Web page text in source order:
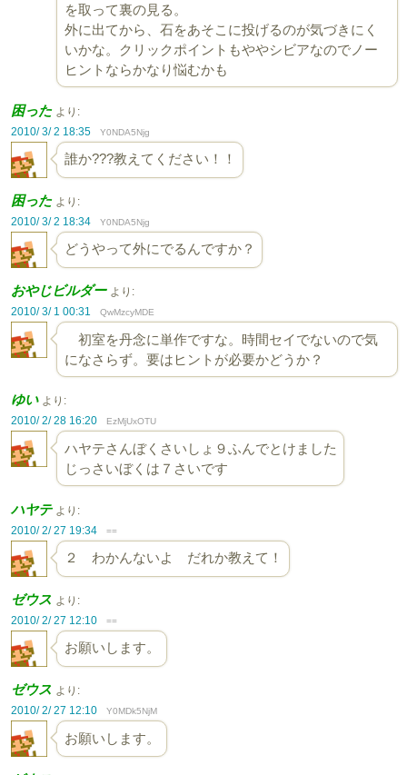
を取って裏の見る。
外に出てから、石をあそこに投げるのが気づきにく
いかな。クリックポイントもややシビアなのでノー
ヒントならかなり悩むかも
困った より:
2010/ 3/ 2 18:35
Y0NDA5Njg
誰か???教えてください！！
困った より:
2010/ 3/ 2 18:34
Y0NDA5Njg
どうやって外にでるんですか？
おやじビルダー より:
2010/ 3/ 1 00:31
QwMzcyMDE
初室を丹念に単作ですな。時間セイでないので気
になさらず。要はヒントが必要かどうか？
ゆい より:
2010/ 2/ 28 16:20
EzMjUxOTU
ハヤテさんぼくさいしょ９ふんでとけました
じっさいぼくは７さいです
ハヤテ より:
2010/ 2/ 27 19:34
==
２ わかんないよ だれか教えて！
ゼウス より:
2010/ 2/ 27 12:10
==
お願いします。
ゼウス より:
2010/ 2/ 27 12:10
Y0MDk5NjM
お願いします。